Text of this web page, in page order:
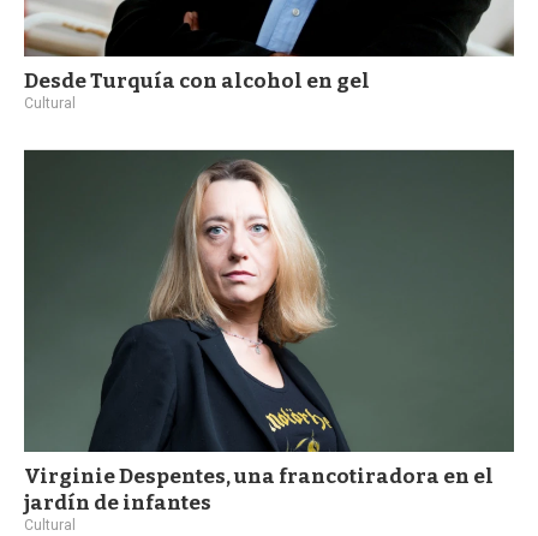
Desde Turquía con alcohol en gel
Cultural
Virginie Despentes, una francotiradora en el
jardín de infantes
Cultural